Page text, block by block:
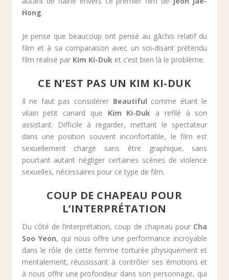
Hong.
Je pense que beaucoup ont pensé au gâchis relatif du
film et à sa comparaison avec un soi-disant prétendu
film réalisé par Kim Ki-Duk et c’est bien là le problème.
CE N’EST PAS UN KIM KI-DUK
Il ne faut pas considérer Beautiful comme étant le
vilain petit canard que Kim Ki-Duk a refilé à son
assistant. Difficile à regarder, mettant le spectateur
dans une position souvent inconfortable, le film est
sexuellement chargé sans être graphique, sans
pourtant autant négliger certaines scènes de violence
sexuelles, nécessaires pour ce type de film.
COUP DE CHAPEAU POUR
L’INTERPRÉTATION
Du côté de l’interprétation, coup de chapeau pour Cha
Soo Yeon, qui nous offre une performance incroyable
dans le rôle de cette femme torturée physiquement et
mentalement, réussissant à contrôler ses émotions et
à nous offrir une profondeur dans son personnage, qui